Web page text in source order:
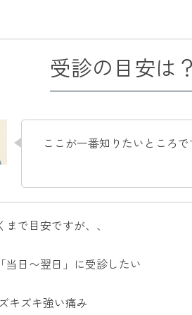
受診の目安は
ここが一番知りたいところで
まで目安ですが、、
当日〜翌日」に受診したい
ズキズキ強い痛み